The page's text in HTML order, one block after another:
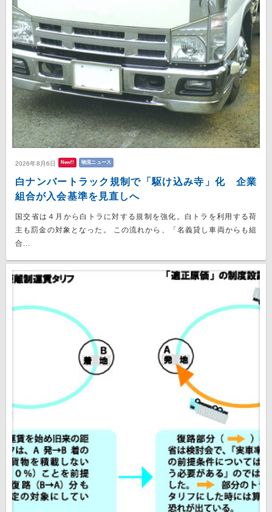
2026年8月6日 New!! 物流ニュース
白ナンバートラック規制で「駆け込み寺」化 企業
組合が入会基準を見直しへ
国交省は４月から白トラに対する規制を強化。白トラを利用する荷
主も罰金の対象となった。 この流れから、「名義貸し車両からも組
合...